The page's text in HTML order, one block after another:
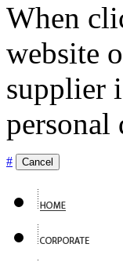
When
website
supplier
personal
# Cancel